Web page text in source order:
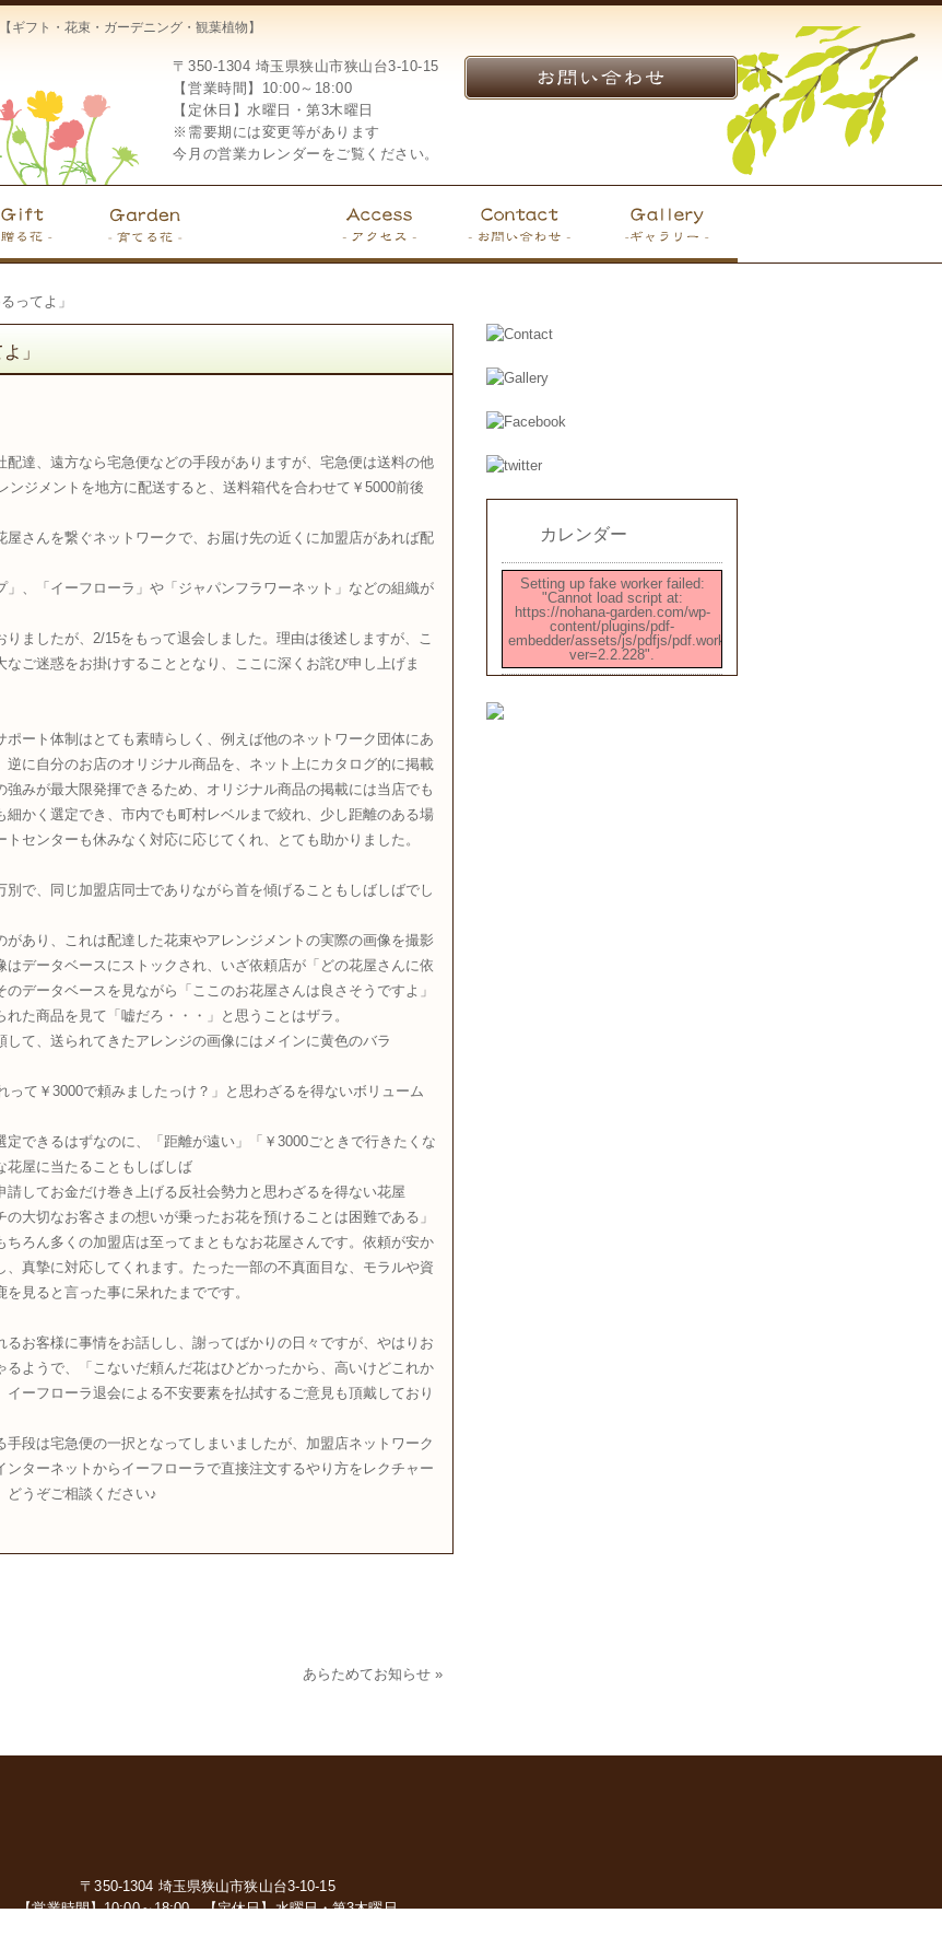
フト・花束・ガーデニング・観葉植物】
〒350-1304 埼玉県狭山市狭山台3-10-15
【営業時間】10:00～18:00
【定休日】水曜日・第3木曜日
※需要期には変更等があります
今月の営業カレンダーをご覧ください。
ってよ」
」
達、遠方なら宅急便などの手段がありますが、宅急便は送料の他
ンジメントを地方に配送すると、送料箱代を合わせて￥5000前後
さんを繋ぐネットワークで、お届け先の近くに加盟店があれば配
、「イーフローラ」や「ジャパンフラワーネット」などの組織が
ましたが、2/15をもって退会しました。理由は後述しますが、こ
ご迷惑をお掛けすることとなり、ここに深くお詫び申し上げま
ート体制はとても素晴らしく、例えば他のネットワーク団体にあ
に自分のお店のオリジナル商品を、ネット上にカタログ的に掲載
みが最大限発揮できるため、オリジナル商品の掲載には当店でも
かく選定でき、市内でも町村レベルまで絞れ、少し距離のある場
センターも休みなく対応に応じてくれ、とても助かりました。
で、同じ加盟店同士でありながら首を傾げることもしばしばでし
があり、これは配達した花束やアレンジメントの実際の画像を撮影
データベースにストックされ、いざ依頼店が「どの花屋さんに依
データベースを見ながら「ここのお花屋さんは良さそうですよ」
た商品を見て「嘘だろ・・・」と思うことはザラ。
て、送られてきたアレンジの画像にはメインに黄色のバラ
って￥3000で頼みましたっけ？」と思わざるを得ないボリューム
定できるはずなのに、「距離が遠い」「￥3000ごときで行きたくな
花屋に当たることもしばしば
請してお金だけ巻き上げる反社会勢力と思わざるを得ない花屋
大切なお客さまの想いが乗ったお花を預けることは困難である」
ろん多くの加盟店は至ってまともなお花屋さんです。依頼が安か
真摯に対応してくれます。たった一部の不真面目な、モラルや資
見ると言った事に呆れたまでです。
お客様に事情をお話しし、謝ってばかりの日々ですが、やはりお
ようで、「こないだ頼んだ花はひどかったから、高いけどこれか
ーフローラ退会による不安要素を払拭するご意見も頂戴しており
段は宅急便の一択となってしまいましたが、加盟店ネットワーク
ターネットからイーフローラで直接注文するやり方をレクチャー
どうぞご相談ください♪
あらためてお知らせ »
カレンダー
Setting up fake worker failed:
"Cannot load script at:
https://nohana-garden.com/wp-
content/plugins/pdf-
embedder/assets/js/pdfjs/pdf.worker.min.js?
ver=2.2.228".
〒350-1304 埼玉県狭山市狭山台3-10-15
【営業時間】10:00～18:00【定休日】水曜日・第3木曜日